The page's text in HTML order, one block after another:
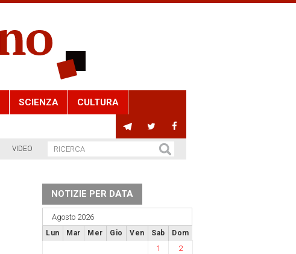
SCIENZA CULTURA
VIDEO
NOTIZIE PER DATA
Agosto 2026
Lun Mar Mer Gio Ven Sab Dom
1
2